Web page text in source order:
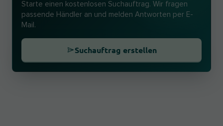
Starte einen kostenlosen Suchauftrag. Wir fragen
passende Händler an und melden Antworten per E-
Mail.
Suchauftrag erstellen